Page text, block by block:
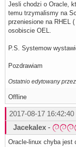
Jesli chodzi o Oracle,
temu trzymalismy na
przeniesione na RHEL
osobiscie OEL.
P.S. Systemow
Pozdrawiam
Ostatnio edytowany
Offline
2017-08-17 16:42:40
Jacekalex -
Oracle-linux chyba jest